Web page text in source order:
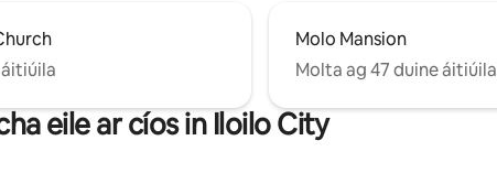
Molo Mansion
Molta ag 47 duine áitiúila
eile ar cíos in Iloilo City